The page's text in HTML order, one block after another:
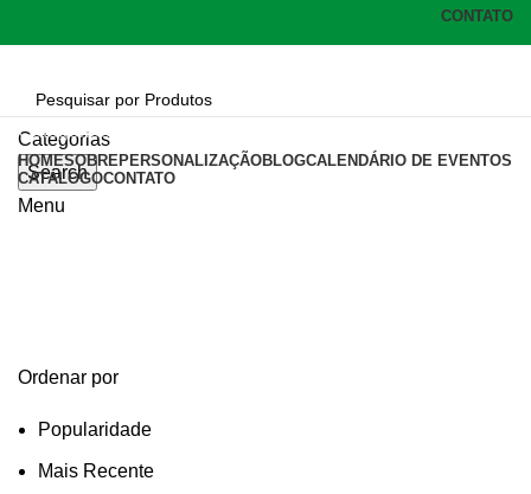
CONTATO
Categorias
Search
Menu
Categorias
HOMESOBREPERSONALIZAÇÃOBLOGCALENDÁRIO DE EVENTOS
CATÁLOGOCONTATO
Ordenar por
Popularidade
Mais Recente